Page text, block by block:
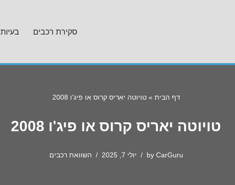
סקירת רכבים
דף הבית »טויוטה יאריס קרוס או פיג'ו 2008
טויוטה יאריס קרוס או פיג'ו 2008
by CarGuru יולי 7, 2025 השוואת רכבים